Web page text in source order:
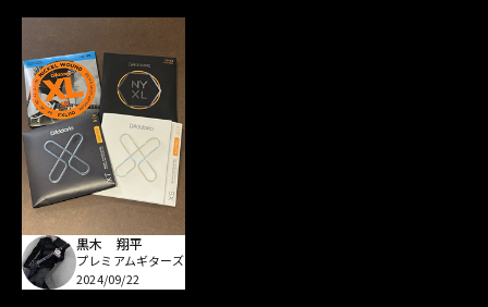
黒木 翔平
プレミアムギターズ
2024/09/22